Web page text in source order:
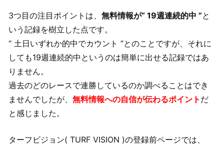
3つ目の注目ポイントは、 無料情報が“ 19週連続的中 ”と
いう記録を樹立した点です。
“ 土日いずれか的中でカウント ”とのことですが、それに
しても19週連続的中というのは簡単に出せる記録ではあ
りません。
過去のどのレースで連勝しているのか調べることはでき
ませんでしたが、 無料情報への自信が伝わるポイント だ
と感じました。
ターフビジョン( TURF VISION )の登録前ページでは、